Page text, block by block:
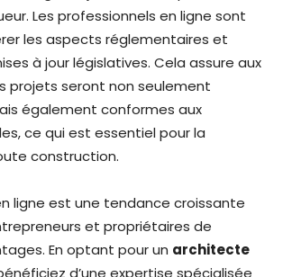
Les professionnels en ligne sont
les aspects réglementaires et
à jour législatives. Cela assure aux
projets seront non seulement
également conformes aux
ce qui est essentiel pour la
construction.
ligne est une tendance croissante
et propriétaires de
En optant pour un architecte
d’une expertise spécialisée